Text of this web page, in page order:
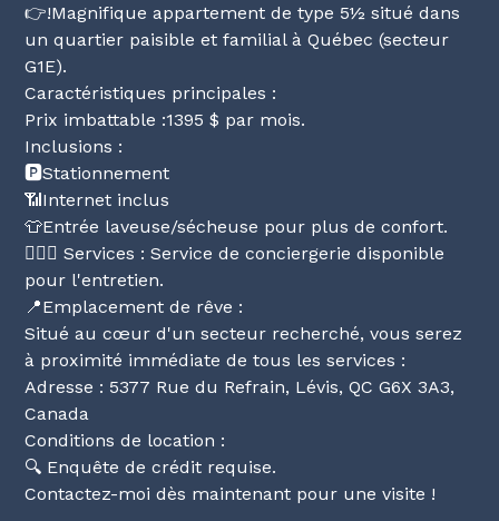
👉!Magnifique appartement de type 5½ situé dans
un quartier paisible et familial à Québec (secteur
G1E).
Caractéristiques principales :
Prix imbattable :1395 $ par mois.
Inclusions :
🅿️Stationnement
📶Internet inclus
👕Entrée laveuse/sécheuse pour plus de confort.
🦸🏻‍♂️ Services : Service de conciergerie disponible
pour l'entretien.
📍Emplacement de rêve :
Situé au cœur d'un secteur recherché, vous serez
à proximité immédiate de tous les services :
Adresse : 5377 Rue du Refrain, Lévis, QC G6X 3A3,
Canada
Conditions de location :
🔍 Enquête de crédit requise.
Contactez-moi dès maintenant pour une visite !